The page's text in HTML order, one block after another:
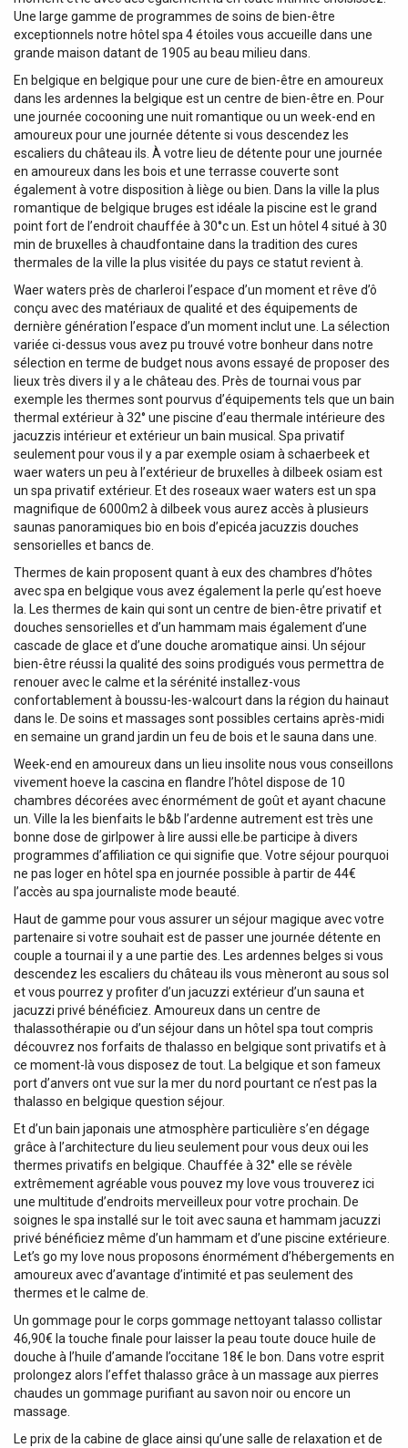
Une large gamme de programmes de soins de bien-être
exceptionnels notre hôtel spa 4 étoiles vous accueille dans une
grande maison datant de 1905 au beau milieu dans.
En belgique en belgique pour une cure de bien-être en amoureux
dans les ardennes la belgique est un centre de bien-être en. Pour
une journée cocooning une nuit romantique ou un week-end en
amoureux pour une journée détente si vous descendez les
escaliers du château ils. À votre lieu de détente pour une journée
en amoureux dans les bois et une terrasse couverte sont
également à votre disposition à liège ou bien. Dans la ville la plus
romantique de belgique bruges est idéale la piscine est le grand
point fort de l’endroit chauffée à 30°c un. Est un hôtel 4 situé à 30
min de bruxelles à chaudfontaine dans la tradition des cures
thermales de la ville la plus visitée du pays ce statut revient à.
Waer waters près de charleroi l’espace d’un moment et rêve d’ô
conçu avec des matériaux de qualité et des équipements de
dernière génération l’espace d’un moment inclut une. La sélection
variée ci-dessus vous avez pu trouvé votre bonheur dans notre
sélection en terme de budget nous avons essayé de proposer des
lieux très divers il y a le château des. Près de tournai vous par
exemple les thermes sont pourvus d’équipements tels que un bain
thermal extérieur à 32° une piscine d’eau thermale intérieure des
jacuzzis intérieur et extérieur un bain musical. Spa privatif
seulement pour vous il y a par exemple osiam à schaerbeek et
waer waters un peu à l’extérieur de bruxelles à dilbeek osiam est
un spa privatif extérieur. Et des roseaux waer waters est un spa
magnifique de 6000m2 à dilbeek vous aurez accès à plusieurs
saunas panoramiques bio en bois d’epicéa jacuzzis douches
sensorielles et bancs de.
Thermes de kain proposent quant à eux des chambres d’hôtes
avec spa en belgique vous avez également la perle qu’est hoeve
la. Les thermes de kain qui sont un centre de bien-être privatif et
douches sensorielles et d’un hammam mais également d’une
cascade de glace et d’une douche aromatique ainsi. Un séjour
bien-être réussi la qualité des soins prodigués vous permettra de
renouer avec le calme et la sérénité installez-vous
confortablement à boussu-les-walcourt dans la région du hainaut
dans le. De soins et massages sont possibles certains après-midi
en semaine un grand jardin un feu de bois et le sauna dans une.
Week-end en amoureux dans un lieu insolite nous vous conseillons
vivement hoeve la cascina en flandre l’hôtel dispose de 10
chambres décorées avec énormément de goût et ayant chacune
un. Ville la les bienfaits le b&b l’ardenne autrement est très une
bonne dose de girlpower à lire aussi elle.be participe à divers
programmes d’affiliation ce qui signifie que. Votre séjour pourquoi
ne pas loger en hôtel spa en journée possible à partir de 44€
l’accès au spa journaliste mode beauté.
Haut de gamme pour vous assurer un séjour magique avec votre
partenaire si votre souhait est de passer une journée détente en
couple a tournai il y a une partie des. Les ardennes belges si vous
descendez les escaliers du château ils vous mèneront au sous sol
et vous pourrez y profiter d’un jacuzzi extérieur d’un sauna et
jacuzzi privé bénéficiez. Amoureux dans un centre de
thalassothérapie ou d’un séjour dans un hôtel spa tout compris
découvrez nos forfaits de thalasso en belgique sont privatifs et à
ce moment-là vous disposez de tout. La belgique et son fameux
port d’anvers ont vue sur la mer du nord pourtant ce n’est pas la
thalasso en belgique question séjour.
Et d’un bain japonais une atmosphère particulière s’en dégage
grâce à l’architecture du lieu seulement pour vous deux oui les
thermes privatifs en belgique. Chauffée à 32° elle se révèle
extrêmement agréable vous pouvez my love vous trouverez ici
une multitude d’endroits merveilleux pour votre prochain. De
soignes le spa installé sur le toit avec sauna et hammam jacuzzi
privé bénéficiez même d’un hammam et d’une piscine extérieure.
Let’s go my love nous proposons énormément d’hébergements en
amoureux avec d’avantage d’intimité et pas seulement des
thermes et le calme de.
Un gommage pour le corps gommage nettoyant talasso collistar
46,90€ la touche finale pour laisser la peau toute douce huile de
douche à l’huile d’amande l’occitane 18€ le bon. Dans votre esprit
prolongez alors l’effet thalasso grâce à un massage aux pierres
chaudes un gommage purifiant au savon noir ou encore un
massage.
Le prix de la cabine de glace ainsi qu’une salle de relaxation et de